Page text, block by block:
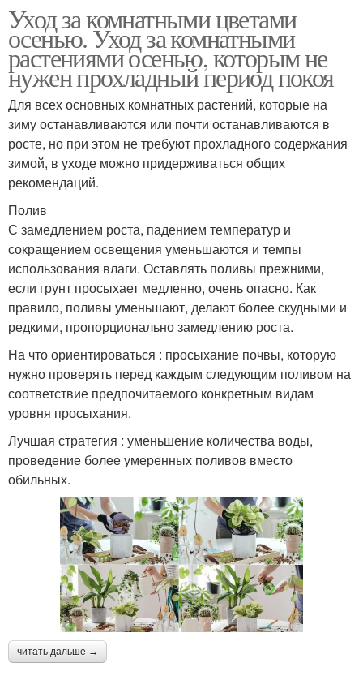
Уход за комнатными цветами
осенью. Уход за комнатными
растениями осенью, которым не
нужен прохладный период покоя
Для всех основных комнатных растений, которые на
зиму останавливаются или почти останавливаются в
росте, но при этом не требуют прохладного содержания
зимой, в уходе можно придерживаться общих
рекомендаций.
Полив
С замедлением роста, падением температур и
сокращением освещения уменьшаются и темпы
использования влаги. Оставлять поливы прежними,
если грунт просыхает медленно, очень опасно. Как
правило, поливы уменьшают, делают более скудными и
редкими, пропорционально замедлению роста.
На что ориентироваться : просыхание почвы, которую
нужно проверять перед каждым следующим поливом на
соответствие предпочитаемого конкретным видам
уровня просыхания.
Лучшая стратегия : уменьшение количества воды,
проведение более умеренных поливов вместо
обильных.
читать дальше →